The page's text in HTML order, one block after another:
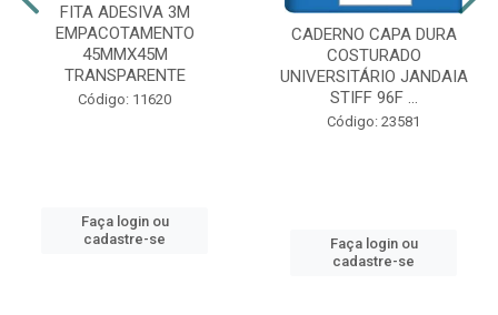
FITA ADESIVA 3M
EMPACOTAMENTO
45MMX45M
TRANSPARENTE
Código: 11620
Faça login ou
cadastre-se
CADERNO CAPA DURA
COSTURADO
UNIVERSITÁRIO JANDAIA
STIFF 96F ...
Código: 23581
Faça login ou
cadastre-se